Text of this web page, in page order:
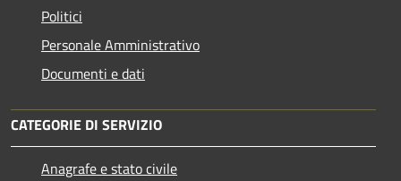
Politici
Personale Amministrativo
Documenti e dati
CATEGORIE DI SERVIZIO
Anagrafe e stato civile